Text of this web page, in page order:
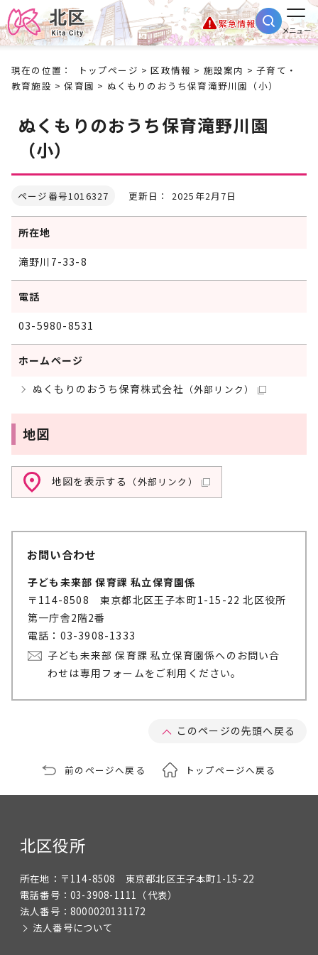
緊急情報
メニュー
現在の位置： トップページ >区政情報 > 施設案内 >子育て・
教育施設 >保育園 > ぬくもりのおうち保育滝野川園（小）
ぬくもりのおうち保育滝野川園
（小）
ページ番号1016327 更新日： 2025年2月7日
所在地
滝野川7-33-8
電話
03-5980-8531
ホームページ
ぬくもりのおうち保育株式会社 （外部リンク）
地図
地図を表示する （外部リンク）
お問い合わせ
子ども未来部 保育課 私立保育園係
〒114-8508 東京都北区王子本町1-15-22 北区役所
第一庁舎2階2番
電話：03-3908-1333
子ども未来部 保育課 私立保育園係へのお問い合
わせは専用フォームをご利用ください。
このページの先頭へ戻る
前のページへ戻る トップページへ戻る
北区役所
所在地： 〒114-8508 東京都北区王子本町1-15-22
電話番号： 03-3908-1111 （代表）
法人番号： 8000020131172
法人番号について